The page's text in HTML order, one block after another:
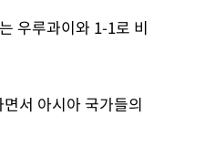
우루과이와 1-1로 비
서 아시아 국가들의